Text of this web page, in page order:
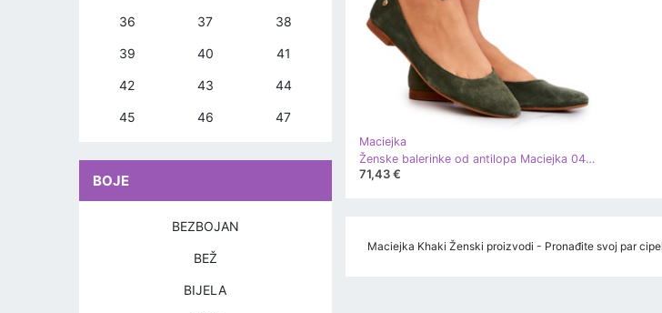
Maciejka
Ženske balerinke od antilopa Maciejka 04100-45 kaki zelena
71,43 €
Maciejka Khaki Ženski proizvodi - Pronađite svoj par
36 37 38
39 40 41
42 43 44
45 46 47
BOJE
BEZBOJAN
BEŽ
BIJELA